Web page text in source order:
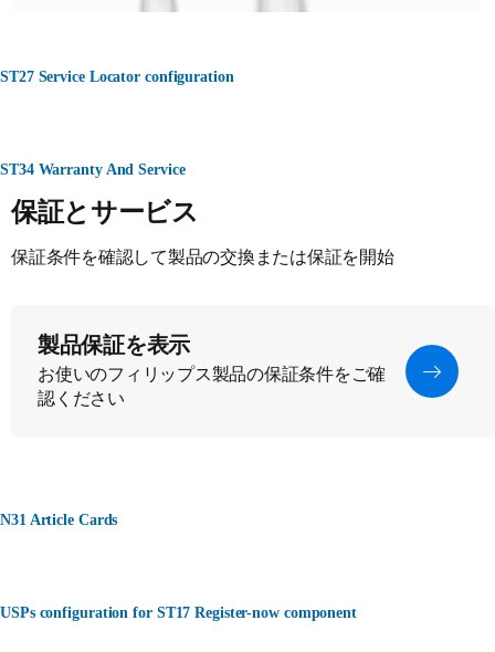
ST27 Service Locator configuration
ST34 Warranty And Service
保証とサービス
保証条件を確認して製品の交換または保証を開始
製品保証を表示
お使いのフィリップス製品の保証条件をご確
認ください
N31 Article Cards
USPs configuration for ST17 Register-now component